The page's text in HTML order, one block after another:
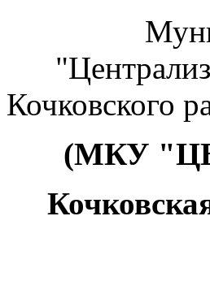
Кочковского
(МКУ